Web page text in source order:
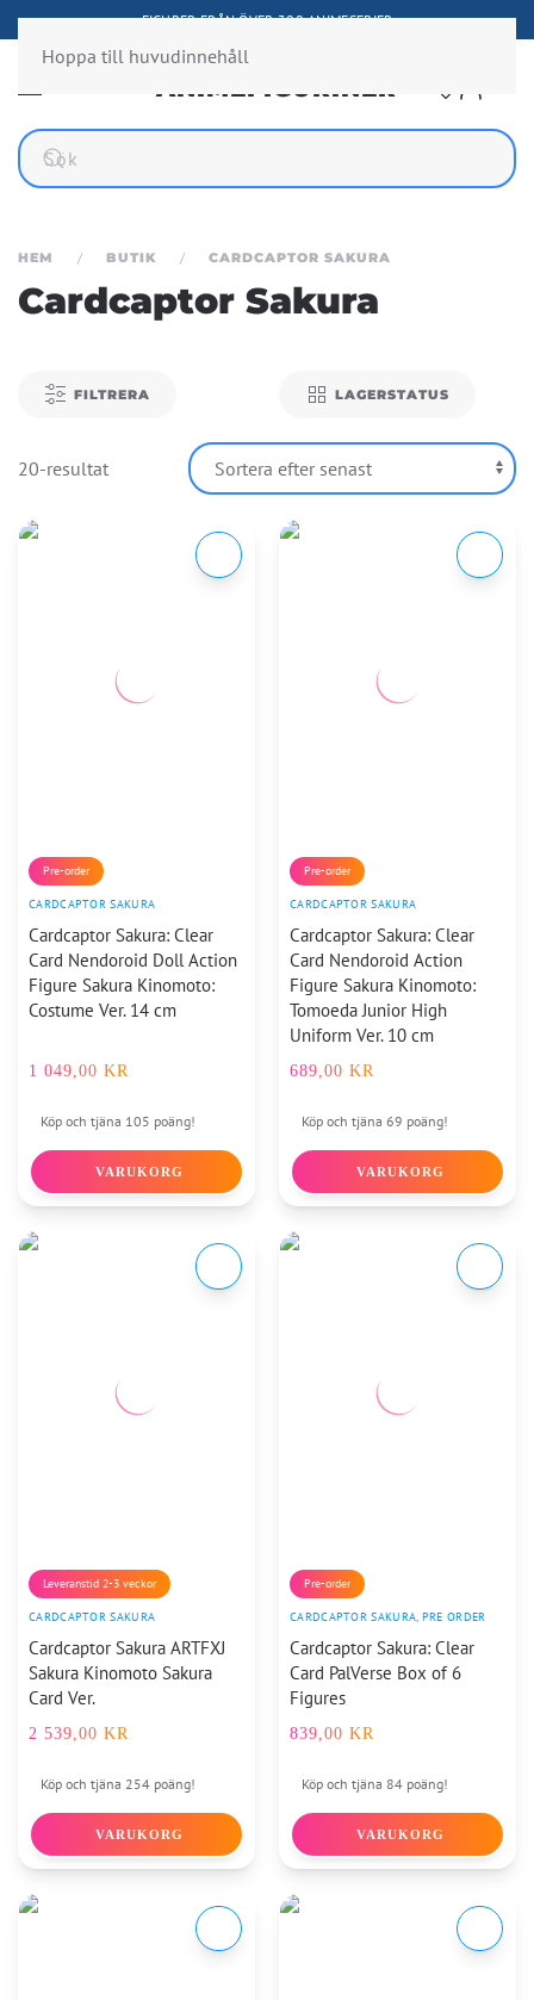
Hoppa till huvudinnehåll
FIGURER FRÅN ÖVER 300 ANIMESERIER
HEM BUTIK CARDCAPTOR SAKURA
Cardcaptor Sakura
FILTRERA LAGERSTATUS
20-resultat
Pre-order
CARDCAPTOR SAKURA
Cardcaptor Sakura: Clear
Card Nendoroid Doll Action
Figure Sakura Kinomoto:
Costume Ver. 14 cm
1 049,00 KR
Köp och tjäna 105 poäng!
VARUKORG
Pre-order
CARDCAPTOR SAKURA
Cardcaptor Sakura: Clear
Card Nendoroid Action
Figure Sakura Kinomoto:
Tomoeda Junior High
Uniform Ver. 10 cm
689,00 KR
Köp och tjäna 69 poäng!
VARUKORG
Leveranstid 2-3 veckor
CARDCAPTOR SAKURA
Cardcaptor Sakura ARTFXJ
Sakura Kinomoto Sakura
Card Ver.
2 539,00 KR
Köp och tjäna 254 poäng!
VARUKORG
Pre-order
CARDCAPTOR SAKURA PRE ORDER
Cardcaptor Sakura: Clear
Card PalVerse Box of 6
Figures
839,00 KR
Köp och tjäna 84 poäng!
VARUKORG